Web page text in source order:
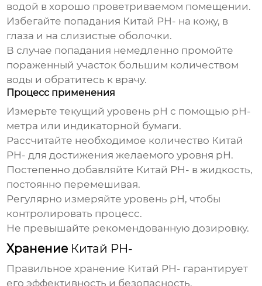
водой в хорошо проветриваемом помещении.
Избегайте попадания Китай PH- на кожу, в
глаза и на слизистые оболочки.
В случае попадания немедленно промойте
пораженный участок большим количеством
воды и обратитесь к врачу.
Процесс применения
Измерьте текущий уровень pH с помощью pH-
метра или индикаторной бумаги.
Рассчитайте необходимое количество Китай
PH- для достижения желаемого уровня pH.
Постепенно добавляйте Китай PH- в жидкость,
постоянно перемешивая.
Регулярно измеряйте уровень pH, чтобы
контролировать процесс.
Не превышайте рекомендованную дозировку.
Хранение Китай PH-
Правильное хранение Китай PH- гарантирует
его эффективность и безопасность.